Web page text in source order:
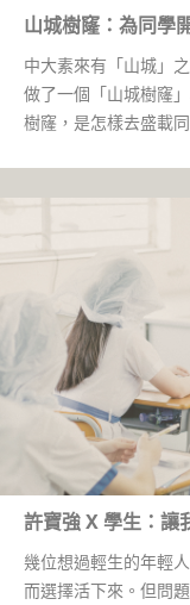
山城樹窿：為同學
中大素來有「山城」
做了一個「山城樹窿
樹窿，是怎樣去盛載
許寶強 X 學生：讓
幾位想過輕生的年輕
而選擇活下來。但問